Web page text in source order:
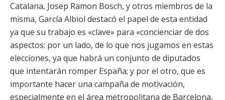
Catalana, Josep Ramon Bosch, y otros miembros de la
misma, García Albiol destacó el papel de esta entidad
ya que su trabajo es «clave» para «concienciar de dos
aspectos: por un lado, de lo que nos jugamos en estas
elecciones, ya que habrá un conjunto de diputados
que intentarán romper España; y por el otro, que es
importante hacer una campaña de motivación,
especialmente en el área metropolitana de Barcelona,